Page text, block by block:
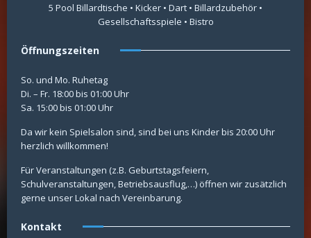
5 Pool Billardtische • Kicker • Dart • Billardzubehör •
Gesellschaftsspiele • Bistro
Öffnungszeiten
So. und Mo. Ruhetag
Di. – Fr. 18:00 bis 01:00 Uhr
Sa. 15:00 bis 01:00 Uhr
Da wir kein Spielsalon sind, sind bei uns Kinder bis 20:00 Uhr
herzlich willkommen!
Für Veranstaltungen (z.B. Geburtstagsfeiern,
Schulveranstaltungen, Betriebsausflug,…) öffnen wir zusätzlich
gerne unser Lokal nach Vereinbarung.
Kontakt